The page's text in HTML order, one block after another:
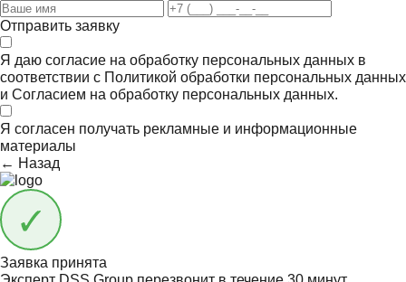
Отправить заявку
Я даю согласие на обработку персональных данных в
соответствии с Политикой обработки персональных данных
и Согласием на обработку персональных данных.
Я согласен получать рекламные и информационные
материалы
← Назад
Заявка принята